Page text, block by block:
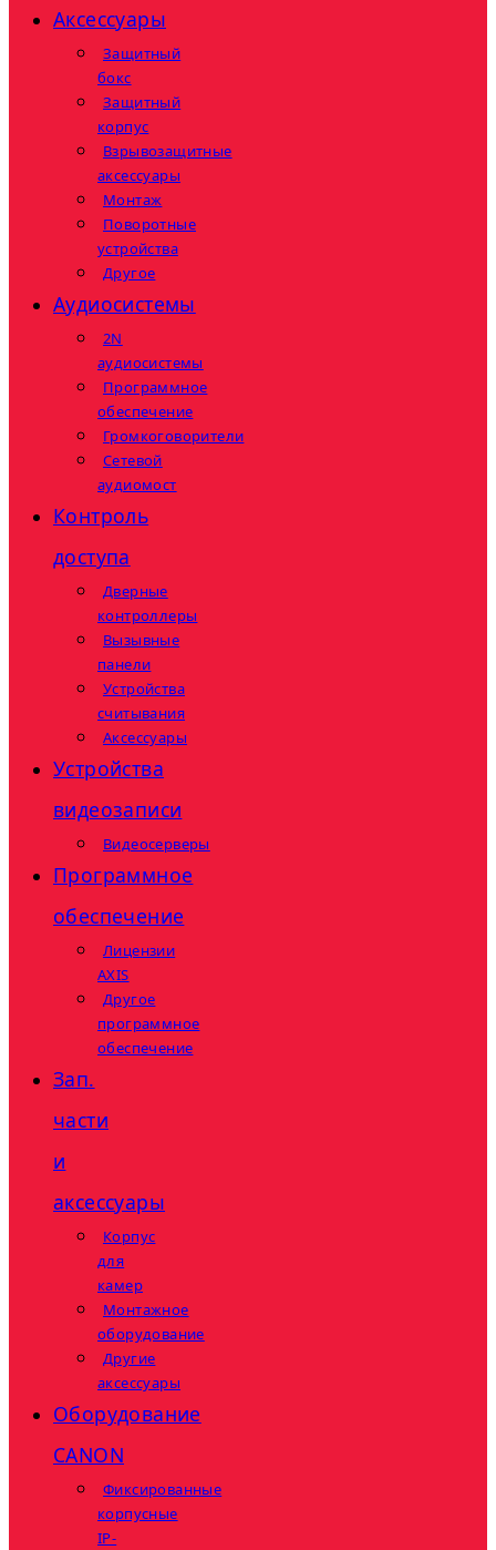
Аксессуары
Защитный
бокс
Защитный
корпус
Взрывозащитные
аксессуары
Монтаж
Поворотные
устройства
Другое
Аудиосистемы
2N
аудиосистемы
Программное
обеспечение
Громкоговорители
Сетевой
аудиомост
Контроль
доступа
Дверные
контроллеры
Вызывные
панели
Устройства
считывания
Аксессуары
Устройства
видеозаписи
Видеосерверы
Программное
обеспечение
Лицензии
AXIS
Другое
программное
обеспечение
Зап.
части
и
аксессуары
Корпус
для
камер
Монтажное
оборудование
Другие
аксессуары
Оборудование
CANON
Фиксированные
корпусные
IP-